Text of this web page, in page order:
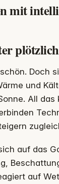
mit
Doch
und
All
auf das
auf